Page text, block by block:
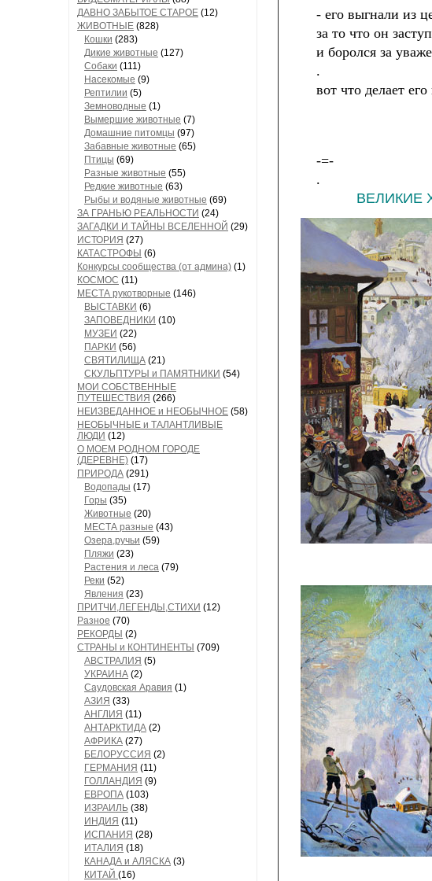
ДАВНО ЗАБЫТОЕ СТАРОЕ (12)
ЖИВОТНЫЕ (828)
Кошки (283)
Дикие животные (127)
Собаки (111)
Насекомые (9)
Рептилии (5)
Земноводные (1)
Вымершие животные (7)
Домашние питомцы (97)
Забавные животные (65)
Птицы (69)
Разные животные (55)
Редкие животные (63)
Рыбы и водяные животные (69)
ЗА ГРАНЬЮ РЕАЛЬНОСТИ (24)
ЗАГАДКИ И ТАЙНЫ ВСЕЛЕННОЙ (29)
ИСТОРИЯ (27)
КАТАСТРОФЫ (6)
Конкурсы сообщества (от админа) (1)
КОСМОС (11)
МЕСТА рукотворные (146)
ВЫСТАВКИ (6)
ЗАПОВЕДНИКИ (10)
МУЗЕИ (22)
ПАРКИ (56)
СВЯТИЛИЩА (21)
СКУЛЬПТУРЫ и ПАМЯТНИКИ (54)
МОИ СОБСТВЕННЫЕ
ПУТЕШЕСТВИЯ (266)
НЕИЗВЕДАННОЕ и НЕОБЫЧНОЕ (58)
НЕОБЫЧНЫЕ и ТАЛАНТЛИВЫЕ
ЛЮДИ (12)
О МОЕМ РОДНОМ ГОРОДЕ
(ДЕРЕВНЕ) (17)
ПРИРОДА (291)
Водопады (17)
Горы (35)
Животные (20)
МЕСТА разные (43)
Озера,ручьи (59)
Пляжи (23)
Растения и леса (79)
Реки (52)
Явления (23)
ПРИТЧИ,ЛЕГЕНДЫ,СТИХИ (12)
Разное (70)
РЕКОРДЫ (2)
СТРАНЫ и КОНТИНЕНТЫ (709)
АВСТРАЛИЯ (5)
УКРАИНА (2)
Саудовская Аравия (1)
АЗИЯ (33)
АНГЛИЯ (11)
АНТАРКТИДА (2)
АФРИКА (27)
БЕЛОРУССИЯ (2)
ГЕРМАНИЯ (11)
ГОЛЛАНДИЯ (9)
ЕВРОПА (103)
ИЗРАИЛЬ (38)
ИНДИЯ (11)
ИСПАНИЯ (28)
ИТАЛИЯ (18)
КАНАДА и АЛЯСКА (3)
КИТАЙ (16)
- его выгнали из
за то что он
и боролся за
.
вот что делает
-=-
.
ВЕЛИКИЕ